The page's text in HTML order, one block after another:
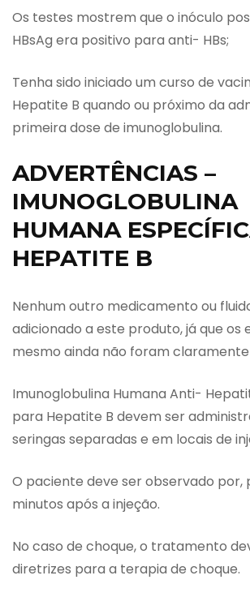
Os testes mostrem que o inóculo
HBsAg era positivo para anti- HBs;
Tenha sido iniciado um curso de
Hepatite B quando ou próximo da
primeira dose de imunoglobulina.
ADVERTÊNCIAS –
IMUNOGLOBULINA
HUMANA
HEPATITE B
Nenhum outro medicamento ou
adicionado a este produto, já que os
mesmo ainda não foram
Imunoglobulina Humana Anti-
para Hepatite B devem ser
seringas separadas e em locais de
O paciente deve ser observado por,
minutos após a injeção.
No caso de choque, o tratamento
diretrizes para a terapia de choque.